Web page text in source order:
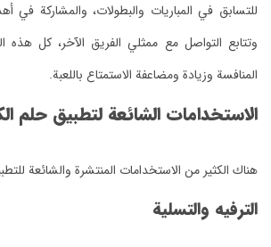
للتسابق في المباريات والبطولات، والمشاركة في
وتتابع التواصل مع ممثلي الفريق الآخر، كل هذه
المنافسة وزيادة ومضاعفة الاستمتاع باللعبة.
الاستخدامات الشائعة لتطبيق حلم
هناك الكثير من الاستخدامات المنتشرة والشائعة
الترفيه والتسلية